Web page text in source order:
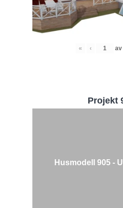
« ‹ av
Projekt
Husmodell 905 -